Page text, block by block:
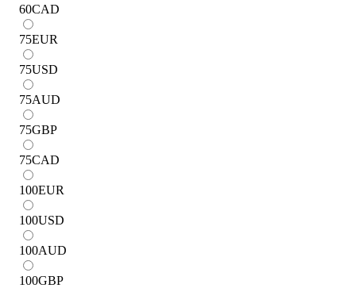
60CAD
75EUR
75USD
75AUD
75GBP
75CAD
100EUR
100USD
100AUD
100GBP